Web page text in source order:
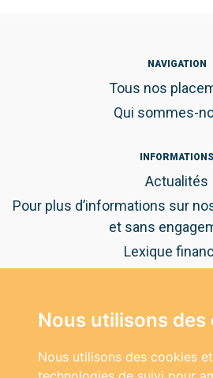
Nous utilisons des
Nous utilisons des cookies
NAVIGATION
Tous nos
Qui sommes-
INFORMATIONS
Actualités
Pour plus d’informations sur
et sans
Lexique
NOUS
Nos experts vous